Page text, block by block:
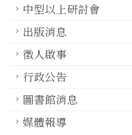
中型以上研討會
出版消息
徵人啟事
行政公告
圖書館消息
媒體報導